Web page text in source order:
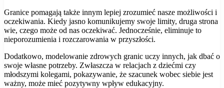
Granice pomagają także innym lepiej zrozumieć nasze możliwości i
oczekiwania. Kiedy jasno komunikujemy swoje limity, druga strona
wie, czego może od nas oczekiwać. Jednocześnie, eliminuje to
nieporozumienia i rozczarowania w przyszłości.
Dodatkowo, modelowanie zdrowych granic uczy innych, jak dbać o
swoje własne potrzeby. Zwłaszcza w relacjach z dziećmi czy
młodszymi kolegami, pokazywanie, że szacunek wobec siebie jest
ważny, może mieć pozytywny wpływ edukacyjny.